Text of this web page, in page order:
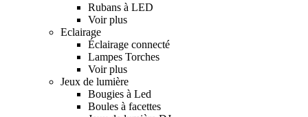
Rubans à LED
Voir plus
Eclairage
Éclairage connecté
Lampes Torches
Voir plus
Jeux de lumière
Bougies à Led
Boules à facettes